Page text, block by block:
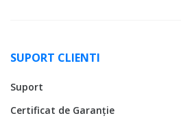
SUPORT CLIENTI
Suport
Certificat de Garanție